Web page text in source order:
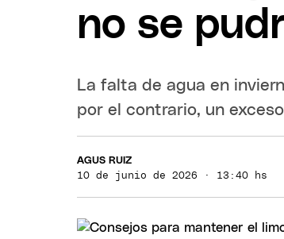
no se
La falta de agua en
por el contrario, un
AGUS RUIZ
10 de junio de 2026 · 13:40 hs